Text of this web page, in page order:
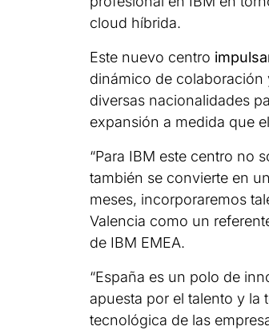
cloud híbrida.
Este nuevo centro
dinámico de colaboración
diversas nacionalidades
expansión a medida que
“Para IBM este centro no
también se convierte en
meses, incorporaremos
Valencia como un
de IBM EMEA.
“España es un polo de
apuesta por el talento y
tecnológica de las